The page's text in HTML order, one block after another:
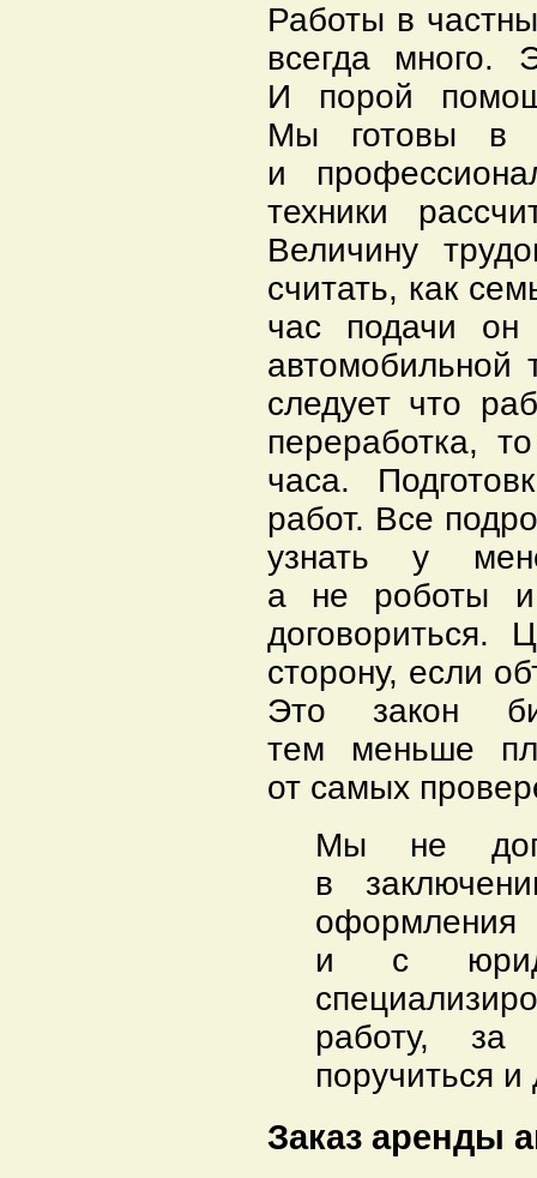
Работы в
всегда много.
И порой
Мы готовы в
и
техники
Величину
считать, как
час подачи он
автомобильной
следует что
переработка,
часа.
работ. Все
узнать у
а не роботы и
сторону, если
Это закон
тем меньше
от самых
Мы не
в
и с
работу,
поручиться и
Заказ аренды